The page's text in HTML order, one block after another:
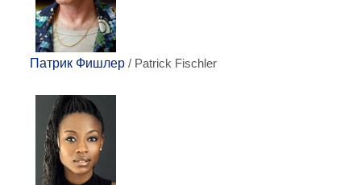
Патрик Фишлер / Patrick Fischler